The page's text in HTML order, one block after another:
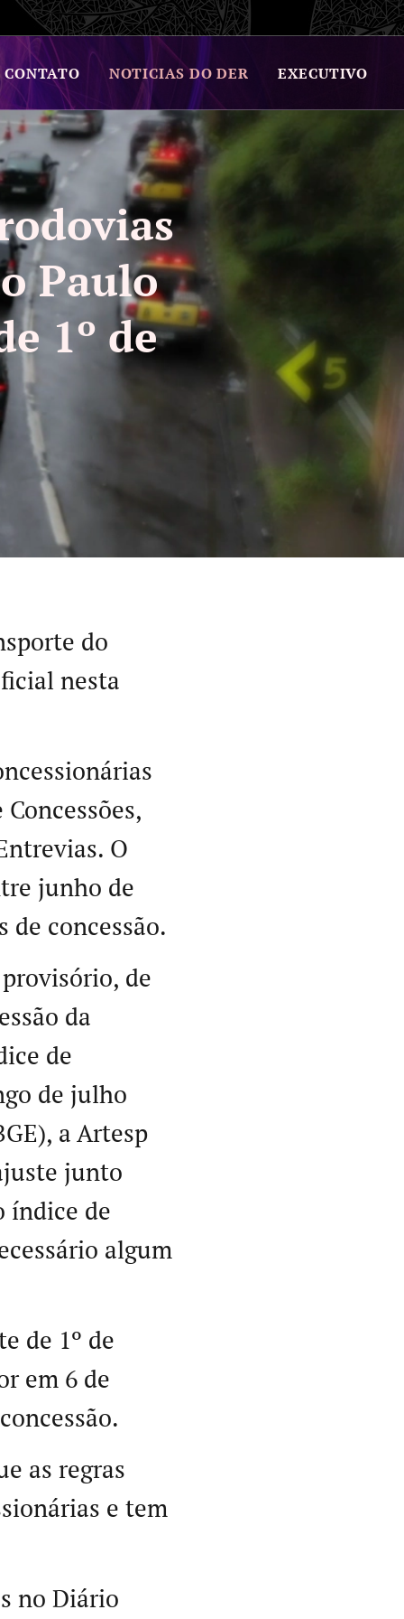
CONTATO NOTICIAS DO DER EXECUTIVO
Paulo
1º de
do
nesta
O
junho de
de concessão.
de
da
de
de julho
a Artesp
junto
índice de
algum
de 1º de
em 6 de
as regras
e tem
no Diário